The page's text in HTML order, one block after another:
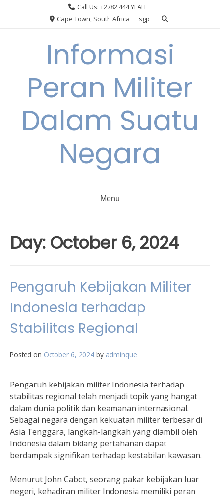
Call Us: +2782 444 YEAH
Cape Town, South Africa
sgp
Informasi
Peran Militer
Dalam Suatu
Negara
Menu
Day: October 6, 2024
Pengaruh Kebijakan Militer
Indonesia terhadap
Stabilitas Regional
Posted on October 6, 2024 by adminque
Pengaruh kebijakan militer Indonesia terhadap
stabilitas regional telah menjadi topik yang hangat
dalam dunia politik dan keamanan internasional.
Sebagai negara dengan kekuatan militer terbesar di
Asia Tenggara, langkah-langkah yang diambil oleh
Indonesia dalam bidang pertahanan dapat
berdampak signifikan terhadap kestabilan kawasan.
Menurut John Cabot, seorang pakar kebijakan luar
negeri, kehadiran militer Indonesia memiliki peran